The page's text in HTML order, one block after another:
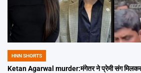
POSTED
IN
HNN SHORTS
Ketan Agarwal murder:मंगेतर ने प्रेमी संग